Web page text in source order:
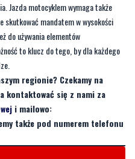
Jazda motocyklem wymaga także
skutkować mandatem w wysokości
do używania elementów
to klucz do tego, by dla każdego
regionie? Czekamy na
kontaktować się z nami za
i mailowo:
także pod numerem telefonu